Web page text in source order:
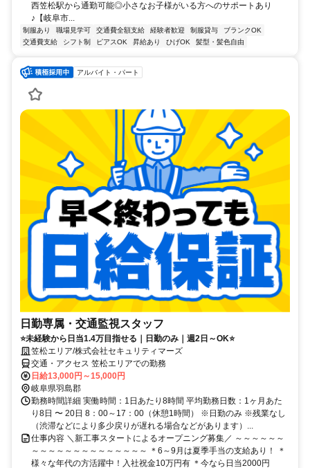
西笠松駅から通勤可能◎小さなお子様がいる方へのサポートあり
♪【岐阜市...
制服あり 職場見学可 交通費全額支給 経験者歓迎 制服貸与
ブランクOK
交通費支給
シフト制 ピアスOK 昇給あり ひげOK 髪型・髪色自由
アルバイト・パート
日勤専属・交通監視スタッフ
⭐未経験から日当1.4万目指せる｜日勤のみ｜週2日～OK⭐
笠松エリア/株式会社セキュリティマーズ
交通・アクセス 笠松エリアでの勤務
日給13,000円～15,000円
岐阜県羽島郡
勤務時間詳細 実働時間：1日あたり8時間 平均勤務日数：1ヶ月あた
り8日 〜 20日 8：00～17：00（休憩1時間） ※日勤のみ ※残業なし
（渋滞などにより多少戻りが遅れる場合などがあります）...
仕事内容 ＼新工事スタートによるオープニング募集／ ～～～～～～
～～～～～～～～～～～～～～ ＊6～9月は夏季手当の支給あり！ ＊
様々な年代の方活躍中！入社祝金10万円有 ＊今なら日当2000円